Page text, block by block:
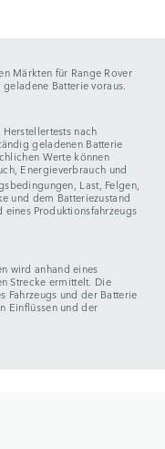
Märkten für Range Rover
Batterie voraus.
nach
geladenen Batterie
Werte können
Energieverbrauch und
Last, Felgen,
und dem Batteriezustand
Produktionsfahrzeugs
wird anhand eines
Strecke ermittelt. Die
Fahrzeugs und der Batterie
Einflüssen und der